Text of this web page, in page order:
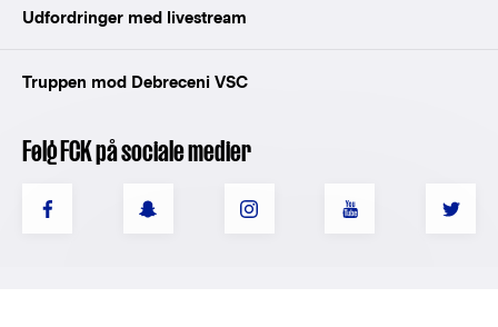
Udfordringer med livestream
Truppen mod Debreceni VSC
Følg FCK på sociale medier